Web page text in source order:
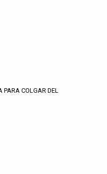
PARA COLGAR DEL